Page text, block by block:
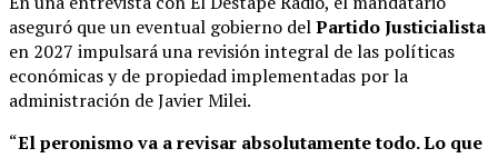
aseguró que un eventual gobierno delPartido Justicialista
en 2027 impulsará una revisión integral de las políticas
económicas y de propiedad implementadas por la
administración de Javier Milei.
“El peronismo va a revisar absolutamente todo. Lo que